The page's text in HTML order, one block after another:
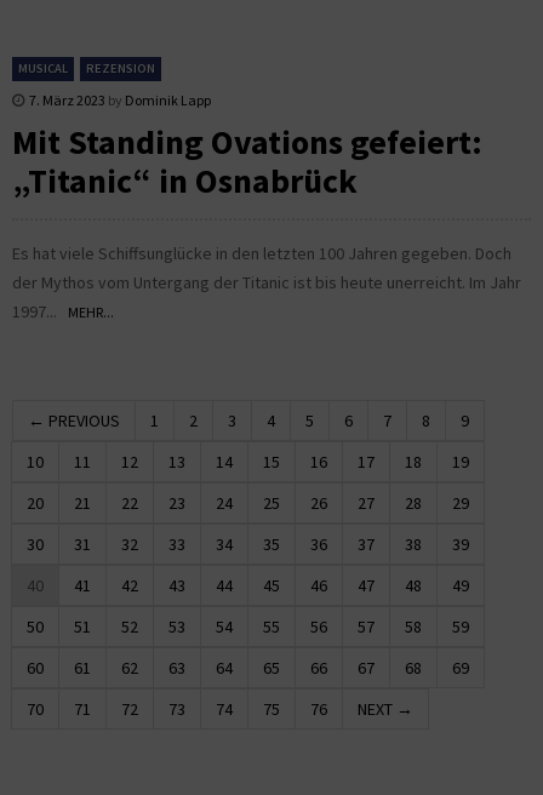
MUSICAL REZENSION
7. März 2023 by Dominik Lapp
Mit Standing Ovations gefeiert:
„Titanic“ in Osnabrück
Es hat viele Schiffsunglücke in den letzten 100 Jahren gegeben. Doch
der Mythos vom Untergang der Titanic ist bis heute unerreicht. Im Jahr
1997...
MEHR...
← PREVIOUS 1 2 3 4 5 6 7 8
9
10
11 12 13 14 15 16 17 18
19
20
21 22 23 24 25 26 27 28
29
30
31 32 33 34 35 36 37 38
39
40
41 42 43 44 45 46 47 48
49
50
51 52 53 54 55 56 57 58
59
60
61 62 63 64 65 66 67 68
69
70
71 72 73 74 75 76 NEXT →